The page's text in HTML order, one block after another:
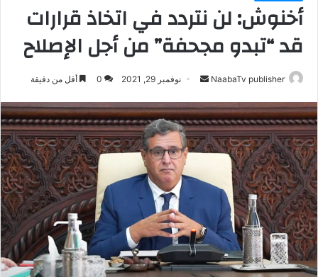
أخنوش: لن نتردد في اتخاذ قرارات
قد “تبدو مجحفة” من أجل الإصلاح
NaabaTv publisher
س
ل
ب
ي
إ
ل
ك
نوفمبر 29, 2021 0 أقل من دقيقة